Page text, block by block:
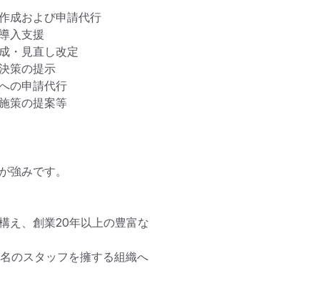
成および申請代行
入支援
・見直し改定
策の提示
の申請代行
策の提案等
強みです。
え、創業20年以上の豊富な
のスタッフを擁する組織へ